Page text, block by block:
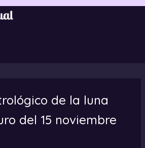
de la luna
del 15 noviembre